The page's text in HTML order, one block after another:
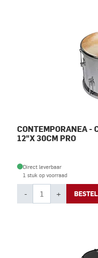
CONTEMPORANEA -
12"X 30CM PRO
Direct leverbaar
1 stuk op voorraad
- + BESTEL